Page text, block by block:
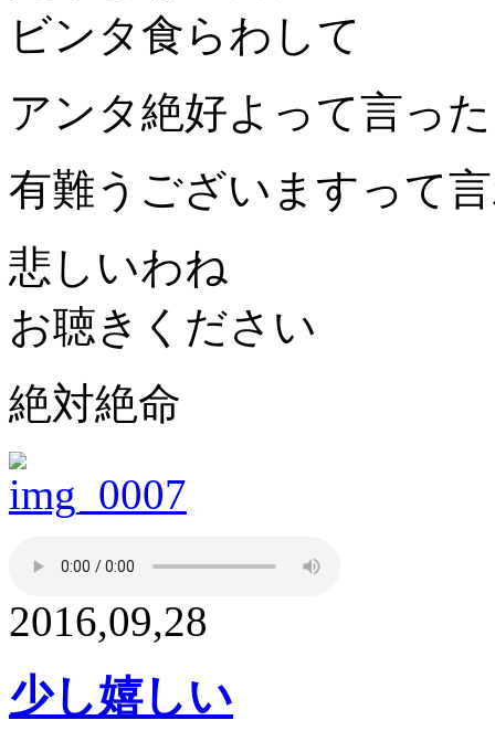
ビンタ食らわして
アンタ絶好よって言っ
有難うございますって
悲しいわね
お聴きください
絶対絶命
2016,09,28
少し嬉しい